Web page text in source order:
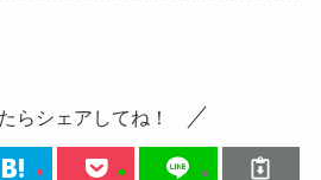
らシェアしてね！